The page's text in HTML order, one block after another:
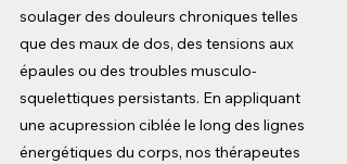
soulager des douleurs chroniques telles
que des maux de dos, des tensions aux
épaules ou des troubles musculo-
squelettiques persistants. En appliquant
une acupression ciblée le long des lignes
énergétiques du corps, nos thérapeutes